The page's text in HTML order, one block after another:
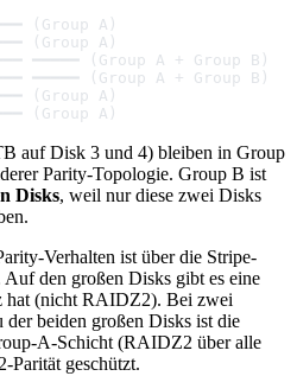
(Group A)
(Group A)
━━━━━ (Group A + Group B)
━━━━━ (Group A + Group B)
(Group A)
(Group A)
auf Disk 3 und 4) bleiben in Group
Parity-Topologie. Group B ist
Disks, weil nur diese zwei Disks
Verhalten ist über die Stripe-
den großen Disks gibt es eine
hat (nicht RAIDZ2). Bei zwei
beiden großen Disks ist die
A-Schicht (RAIDZ2 über alle
Parität geschützt.